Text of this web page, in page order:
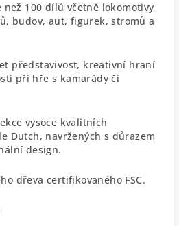
než 100 dílů včetně lokomotivy
budov, aut, figurek, stromů a
představivost, kreativní hraní
při hře s kamarády či
vysoce kvalitních
Dutch, navržených s důrazem
design.
dřeva certifikovaného FSC.